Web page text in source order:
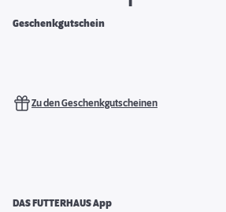
Geschenkgutschein
Zu den Geschenkgutscheinen
DAS FUTTERHAUS App